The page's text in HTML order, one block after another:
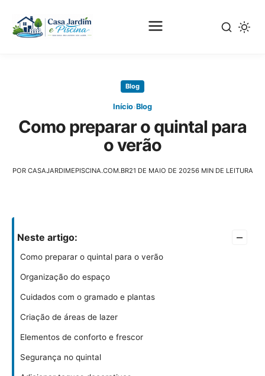
principal
Blog
Início›Blog
Como preparar o quintal para
o verão
POR CASAJARDIMEPISCINA.COM.BR21 DE MAIO DE 20256 MIN DE LEITURA
Neste artigo: –
Como preparar o quintal para o verão
Organização do espaço
Cuidados com o gramado e plantas
Criação de áreas de lazer
Elementos de conforto e frescor
Segurança no quintal